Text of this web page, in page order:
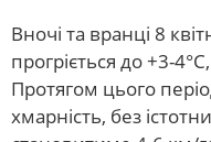
Вночі та вранці 8
прогріється до +3-
Протягом цього
хмарність, без